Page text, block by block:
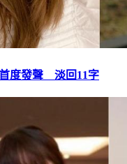
度發聲 淡回11字